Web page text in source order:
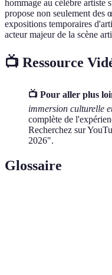
hommage au célèbre artiste
propose non seulement des
expositions temporaires
acteur majeur de la scène
📺 Ressource
📺 Pour aller plus
immersion culturelle
complète de
Recherchez sur
2026".
Glossaire